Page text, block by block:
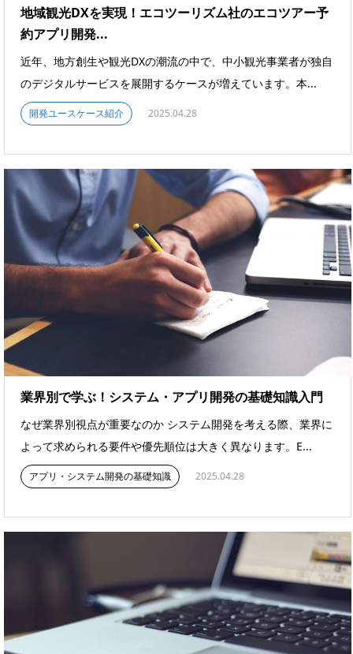
地域観光DXを実現！エコツーリズム社のエコツアー予
約アプリ開発...
近年、地方創生や観光DXの潮流の中で、中小観光事業者が独自
のデジタルサービスを展開するケースが増えています。本...
開発ユースケース紹介 2025.04.28
業界別で学ぶ！システム・アプリ開発の基礎知識入門
なぜ業界別視点が重要なのか システム開発を考える際、業界に
よって求められる要件や優先順位は大きく異なります。E...
アプリ・システム開発の基礎知識 2025.04.28